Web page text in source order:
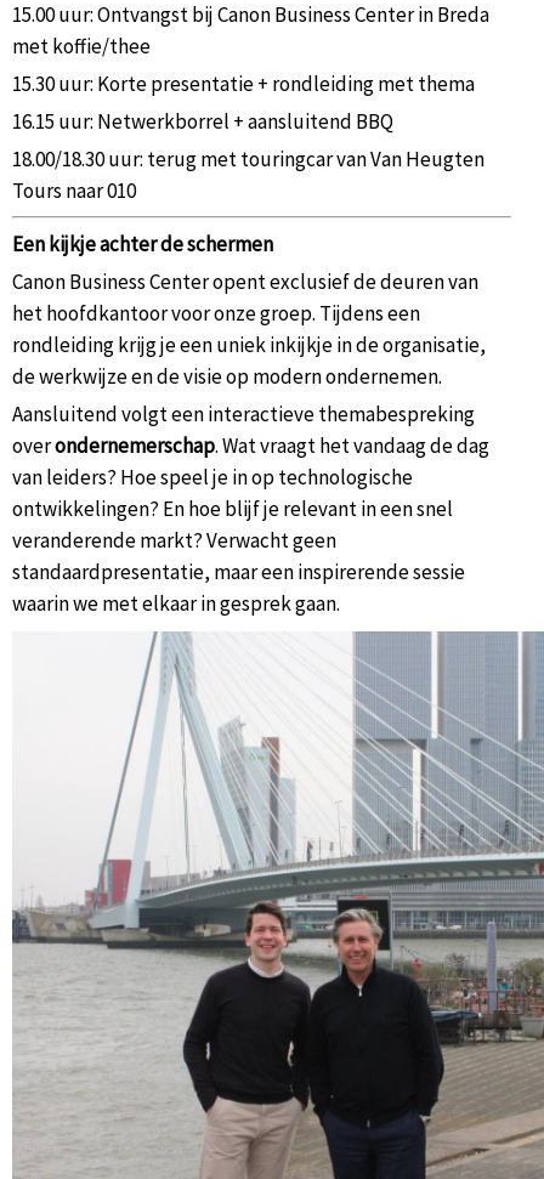
15.00 uur: Ontvangst bij Canon Business Center in Breda
met koffie/thee
15.30 uur: Korte presentatie + rondleiding met thema
16.15 uur: Netwerkborrel + aansluitend BBQ
18.00/18.30 uur: terug met touringcar van Van Heugten
Tours naar 010
Een kijkje achter de schermen
Canon Business Center opent exclusief de deuren van
het hoofdkantoor voor onze groep. Tijdens een
rondleiding krijg je een uniek inkijkje in de organisatie,
de werkwijze en de visie op modern ondernemen.
Aansluitend volgt een interactieve themabespreking
overondernemerschap. Wat vraagt het vandaag de dag
van leiders? Hoe speel je in op technologische
ontwikkelingen? En hoe blijf je relevant in een snel
veranderende markt? Verwacht geen
standaardpresentatie, maar een inspirerende sessie
waarin we met elkaar in gesprek gaan.